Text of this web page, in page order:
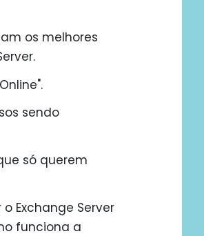
os melhores
sendo
só querem
Exchange Server
funciona a